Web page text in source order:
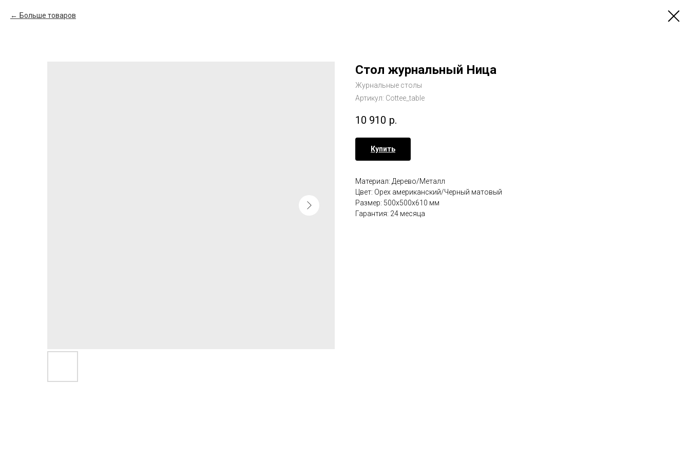
Больше товаров
Стол журнальный Ница
Журнальные столы
Артикул: Cottee_table
10 910 р.
Купить
Материал: Дерево/Металл
Цвет: Орех американский/Черный матовый
Размер: 500х500х610 мм
Гарантия: 24 месяца